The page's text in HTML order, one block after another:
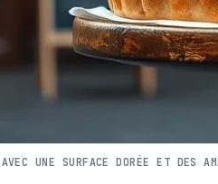
UNE SURFACE DORÉE ET DES